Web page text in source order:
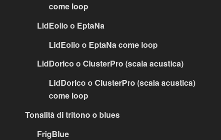
come loop
LidEolio o EptaNa
LidEolio o EptaNa come loop
LidDorico o ClusterPro (scala acustica)
LidDorico o ClusterPro (scala acustica)
come loop
Tonalità di tritono o blues
FrigBlue